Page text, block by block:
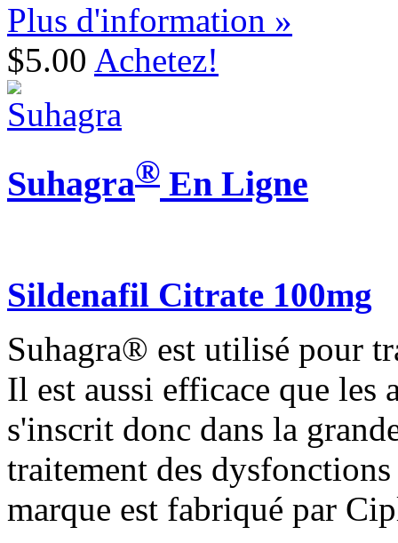
Plus d'information »
$5.00 Achetez!
Suhagra® En Ligne
Sildenafil Citrate 100mg
Suhagra® est utilisé pour
Il est aussi efficace que
s'inscrit donc dans la
traitement des
marque est fabriqué par